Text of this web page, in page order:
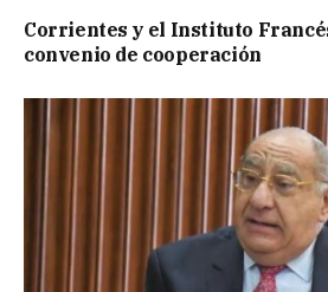
Corrientes y el Instituto
convenio de cooperación